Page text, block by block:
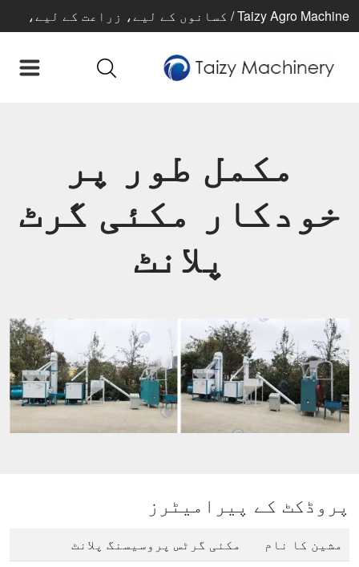
Taizy Agro Machine / کسانوں کے لیے، زراعت کے لیے،
مکمل طور پر
خودکار مکئی گرٹ
پلانٹ
پروڈکٹ کے پیرامیٹرز
مشین کا نام
مکئی گرٹس پروسیسنگ پلانٹ